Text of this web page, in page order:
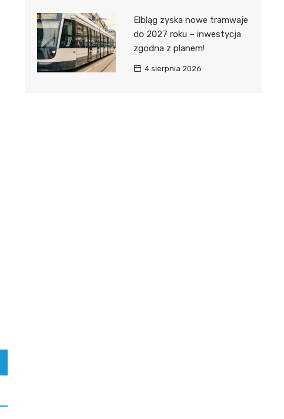
Elbląg zyska nowe tramwaje
do 2027 roku – inwestycja
zgodna z planem!
4 sierpnia 2026